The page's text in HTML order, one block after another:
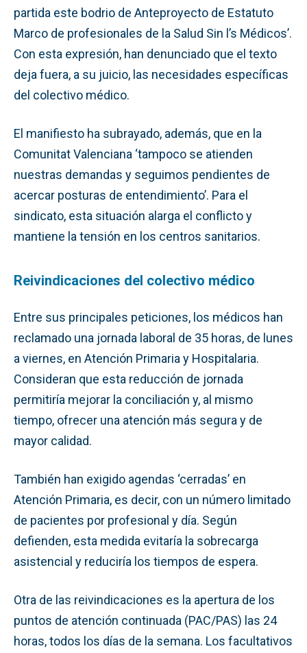
partida este bodrio de Anteproyecto de Estatuto
Marco de profesionales de la Salud Sin l’s Médicos’.
Con esta expresión, han denunciado que el texto
deja fuera, a su juicio, las necesidades específicas
del colectivo médico.
El manifiesto ha subrayado, además, que en la
Comunitat Valenciana ‘tampoco se atienden
nuestras demandas y seguimos pendientes de
acercar posturas de entendimiento’. Para el
sindicato, esta situación alarga el conflicto y
mantiene la tensión en los centros sanitarios.
Reivindicaciones del colectivo médico
Entre sus principales peticiones, los médicos han
reclamado una jornada laboral de 35 horas, de lunes
a viernes, en Atención Primaria y Hospitalaria.
Consideran que esta reducción de jornada
permitiría mejorar la conciliación y, al mismo
tiempo, ofrecer una atención más segura y de
mayor calidad.
También han exigido agendas ‘cerradas’ en
Atención Primaria, es decir, con un número limitado
de pacientes por profesional y día. Según
defienden, esta medida evitaría la sobrecarga
asistencial y reduciría los tiempos de espera.
Otra de las reivindicaciones es la apertura de los
puntos de atención continuada (PAC/PAS) las 24
horas, todos los días de la semana. Los facultativos